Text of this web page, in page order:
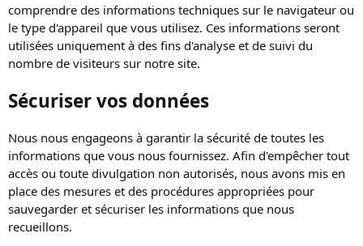
comprendre des informations techniques sur le navigateur ou
le type d'appareil que vous utilisez. Ces informations seront
utilisées uniquement à des fins d'analyse et de suivi du
nombre de visiteurs sur notre site.
Sécuriser vos données
Nous nous engageons à garantir la sécurité de toutes les
informations que vous nous fournissez. Afin d'empêcher tout
accès ou toute divulgation non autorisés, nous avons mis en
place des mesures et des procédures appropriées pour
sauvegarder et sécuriser les informations que nous
recueillons.